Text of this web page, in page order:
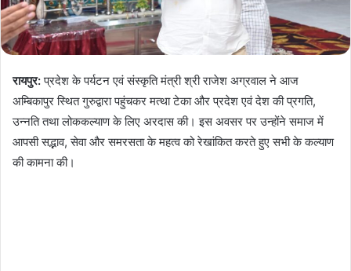
रायपुर:प्रदेश के पर्यटन एवं संस्कृति मंत्री श्री राजेश अग्रवाल ने आज
अम्बिकापुर स्थित गुरुद्वारा पहुंचकर मत्था टेका और प्रदेश एवं देश की प्रगति,
उन्नति तथा लोककल्याण के लिए अरदास की। इस अवसर पर उन्होंने समाज में
आपसी सद्भाव, सेवा और समरसता के महत्व को रेखांकित करते हुए सभी के कल्याण
की कामना की।